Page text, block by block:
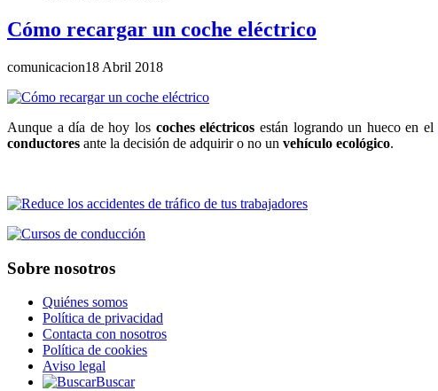
Cómo recargar un coche eléctrico
comunicacion18 Abril 2018
Aunque a día de hoy los coches eléctricos están logrando un hueco en el
conductores ante la decisión de adquirir o no un vehículo ecológico.
Sobre nosotros
Quiénes somos
Política de privacidad
Contacta con nosotros
Política de cookies
Aviso legal
Buscar